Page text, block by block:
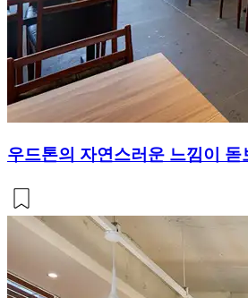
우드톤의 자연스러운 느낌이